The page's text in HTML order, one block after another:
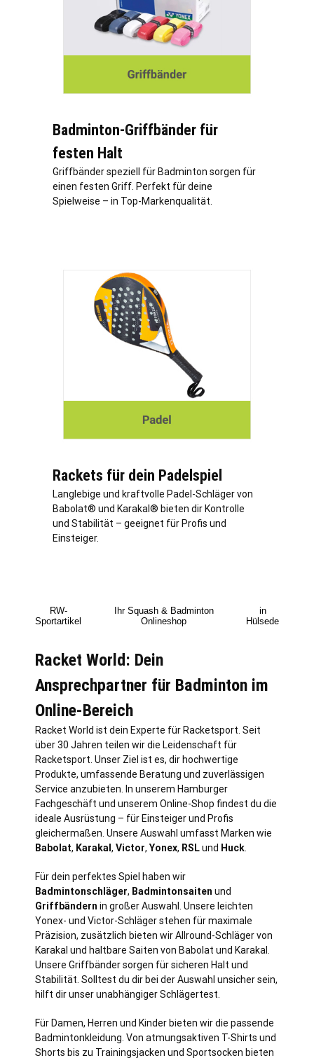
Badminton-Griffbänder für
festen Halt
Griffbänder speziell für Badminton sorgen für
einen festen Griff. Perfekt für deine
Spielweise – in Top-Markenqualität.
Rackets für dein Padelspiel
Langlebige und kraftvolle Padel-Schläger von
Babolat® und Karakal® bieten dir Kontrolle
und Stabilität – geeignet für Profis und
Einsteiger.
RW-
Sportartikel
Ihr Squash & Badminton
Onlineshop
in
Hülsede
Racket World: Dein
Ansprechpartner für Badminton im
Online-Bereich
Racket World ist dein Experte für Racketsport. Seit
über 30 Jahren teilen wir die Leidenschaft für
Racketsport. Unser Ziel ist es, dir hochwertige
Produkte, umfassende Beratung und zuverlässigen
Service anzubieten. In unserem Hamburger
Fachgeschäft und unserem Online-Shop findest du die
ideale Ausrüstung – für Einsteiger und Profis
gleichermaßen. Unsere Auswahl umfasst Marken wie
Babolat, Karakal , Victor, Yonex, RSLund Huck
Für dein perfektes Spiel haben wir
Badmintonschläger, Badmintonsaiten und
Griffbändern in großer Auswahl. Unsere leichten
Yonex- und Victor-Schläger stehen für maximale
Präzision, zusätzlich bieten wir Allround-Schläger von
Karakal und haltbare Saiten von Babolat und Karakal.
Unsere Griffbänder sorgen für sicheren Halt und
Stabilität. Solltest du dir bei der Auswahl unsicher sein,
hilft dir unser unabhängiger Schlägertest.
Für Damen, Herren und Kinder bieten wir die passende
Badmintonkleidung. Von atmungsaktiven T-Shirts und
Shorts bis zu Trainingsjacken und Sportsocken bieten